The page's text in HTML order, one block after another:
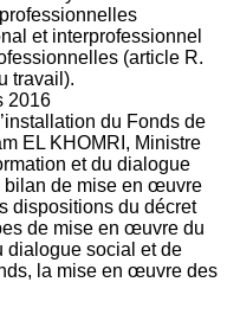
et interprofessionnel
(article R.
travail).
2016
du Fonds de
EL KHOMRI, Ministre
et du dialogue
bilan de mise en œuvre
dispositions du décret
de mise en œuvre du
dialogue social et de
la mise en œuvre des